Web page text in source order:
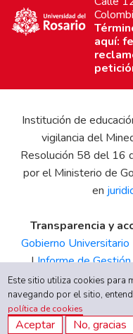
aquí:
Institución de
vigilancia del
Resolución 58 del 16
por el Ministerio de
en
Transparencia y
Gobierno Universitario
|Informe de Gestión
Tributario|Estados
de
Este sitio utiliza cookies para
navegando por el sitio,
política de cookies
Aceptar No, gracias